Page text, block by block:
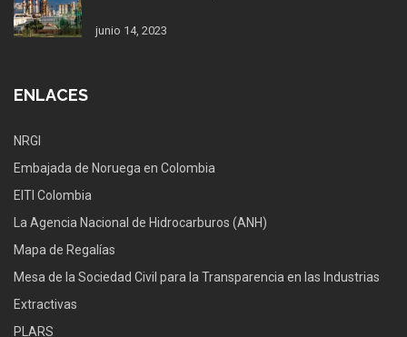
junio 14, 2023
ENLACES
NRGI
Embajada de Noruega en Colombia
EITI Colombia
La Agencia Nacional de Hidrocarburos (ANH)
Mapa de Regalías
Mesa de la Sociedad Civil para la Transparencia en las Industrias
Extractivas
PLARS